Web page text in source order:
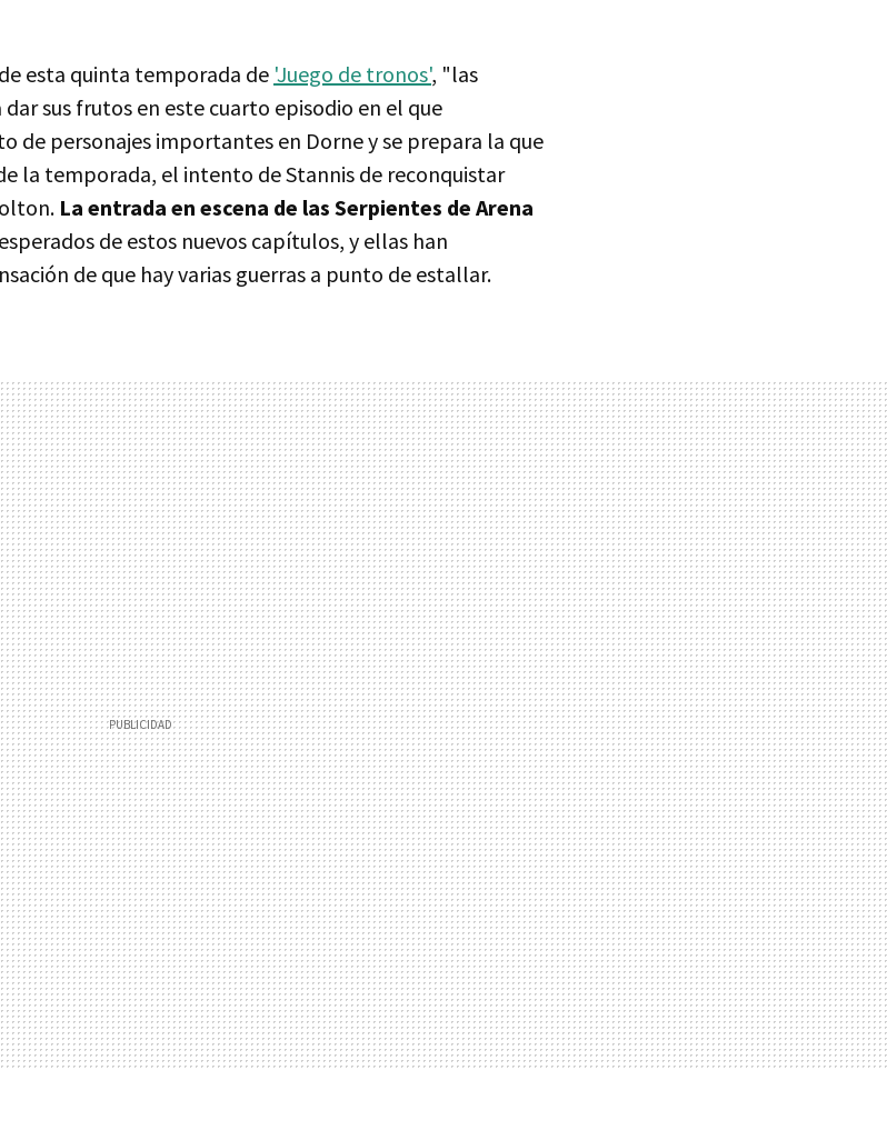
esta quinta temporada de 'Juego de tronos', "las
sus frutos en este cuarto episodio en el que
de personajes importantes en Dorne y se prepara la que
la temporada, el intento de Stannis de reconquistar
La entrada en escena de las Serpientes de Arena
de estos nuevos capítulos, y ellas han
de que hay varias guerras a punto de estallar.